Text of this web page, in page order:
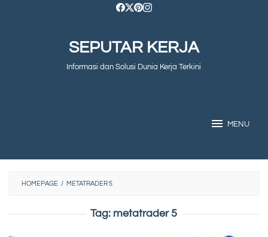
SEPUTAR KERJA
Informasi dan Solusi Dunia Kerja Terkini
MENU
HOMEPAGE / METATRADER 5
Tag: metatrader 5